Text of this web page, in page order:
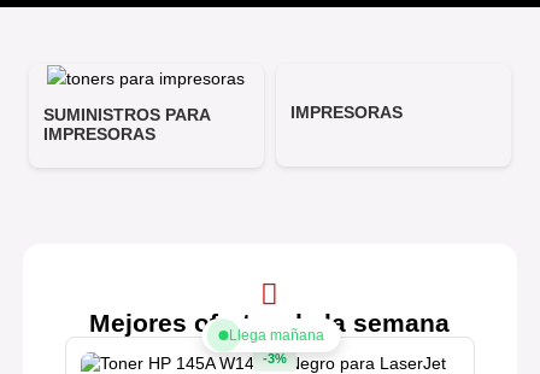
SUMINISTROS PARA
IMPRESORAS
IMPRESORAS
Mejores ofertas de la semana
-3%
Llega mañana